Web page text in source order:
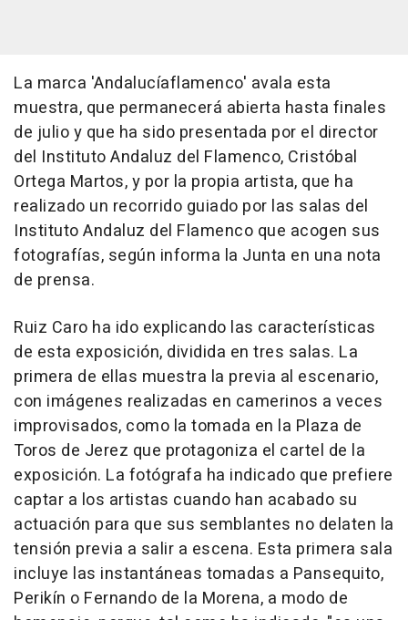
La marca 'Andalucíaflamenco' avala esta
muestra, que permanecerá abierta hasta finales
de julio y que ha sido presentada por el director
del Instituto Andaluz del Flamenco, Cristóbal
Ortega Martos, y por la propia artista, que ha
realizado un recorrido guiado por las salas del
Instituto Andaluz del Flamenco que acogen sus
fotografías, según informa la Junta en una nota
de prensa.
Ruiz Caro ha ido explicando las características
de esta exposición, dividida en tres salas. La
primera de ellas muestra la previa al escenario,
con imágenes realizadas en camerinos a veces
improvisados, como la tomada en la Plaza de
Toros de Jerez que protagoniza el cartel de la
exposición. La fotógrafa ha indicado que prefiere
captar a los artistas cuando han acabado su
actuación para que sus semblantes no delaten la
tensión previa a salir a escena. Esta primera sala
incluye las instantáneas tomadas a Pansequito,
Perikín o Fernando de la Morena, a modo de